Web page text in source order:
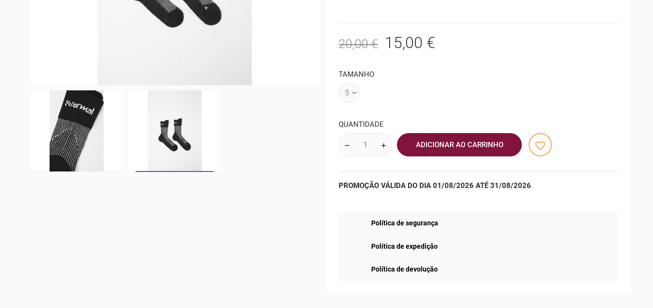
20,00 € 15,00 €
TAMANHO
QUANTIDADE
ADICIONAR AO CARRINHO favorite_border
PROMOÇÃO VÁLIDA DO DIA 01/08/2026 ATÉ 31/08/2026
Política de segurança
Política de expedição
Política de devolução